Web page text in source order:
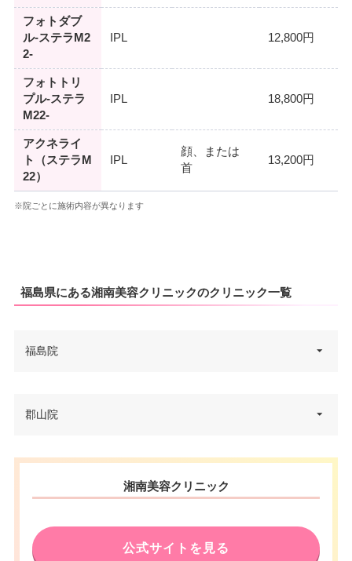
フォトダブ
ル-ステラM2
2-
IPL 12,800円
フォトトリ
プル-ステラ
M22-
IPL 18,800円
アクネライ
ト（ステラM
22）
IPL
顔、または
首
13,200円
※院ごとに施術内容が異なります
福島県にある湘南美容クリニックのクリニック一覧
福島院
電話番号 0120-979-430
アクセス JR福島駅 徒歩1分
郡山院
福島県郡山市駅前一丁目16番7号
アティ郡山 8F
電話番号 0120-239-140
湘南美容クリニック
公式サイトを見る